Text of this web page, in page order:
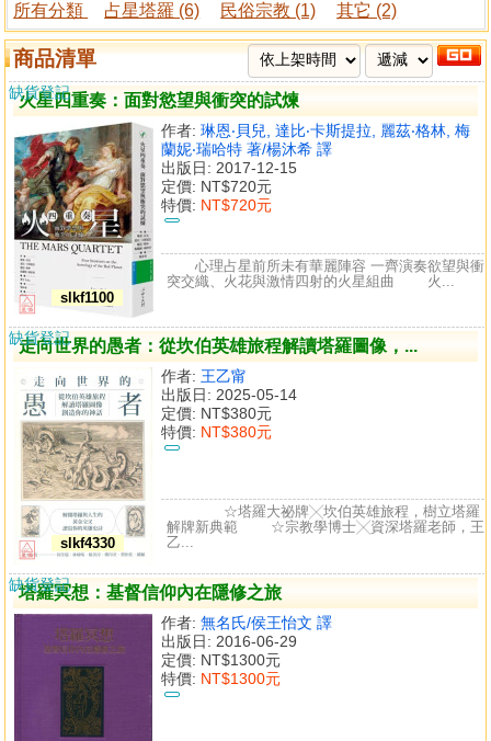
所有分類
占星塔羅 (6) 民俗宗教 (1) 其它 (2)
商品清單
火星四重奏：面對慾望與衝突的試煉
slkf1100
作者: 琳恩‧貝兒, 達比‧卡斯提拉, 麗茲‧格林, 梅
蘭妮‧瑞哈特 著/楊沐希 譯
出版日: 2017-12-15
定價: NT$720元
特價: NT$720元
缺貨登記
心理占星前所未有華麗陣容 一齊演奏欲望與衝
突交織、火花與激情四射的火星組曲 火...
走向世界的愚者：從坎伯英雄旅程解讀塔羅圖像，...
slkf4330
作者: 王乙甯
出版日: 2025-05-14
定價: NT$380元
特價: NT$380元
缺貨登記
☆塔羅大祕牌╳坎伯英雄旅程，樹立塔羅
解牌新典範 ☆宗教學博士╳資深塔羅老師，王
乙...
塔羅冥想：基督信仰內在隱修之旅
作者: 無名氏/侯王怡文 譯
出版日: 2016-06-29
定價: NT$1300元
特價: NT$1300元
缺貨登記